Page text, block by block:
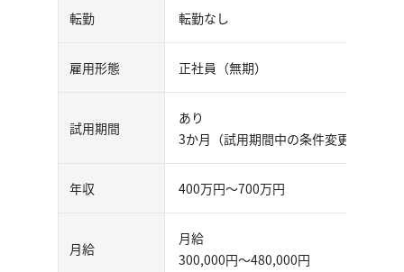
転勤 転勤なし
雇用形態 正社員（無期）
試用期間
あり
3か月（試用期間中の条件変更はござ
年収 400万円〜700万円
月給
月給
300,000円〜480,000円